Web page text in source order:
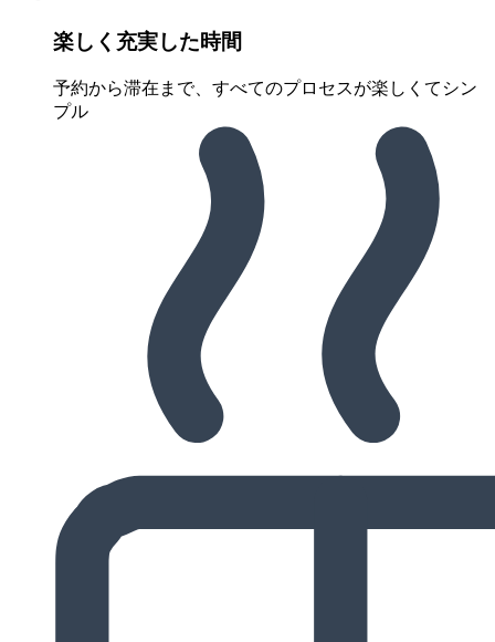
楽しく充実した時間
予約から滞在まで、すべてのプロセスが楽しくてシン
プル